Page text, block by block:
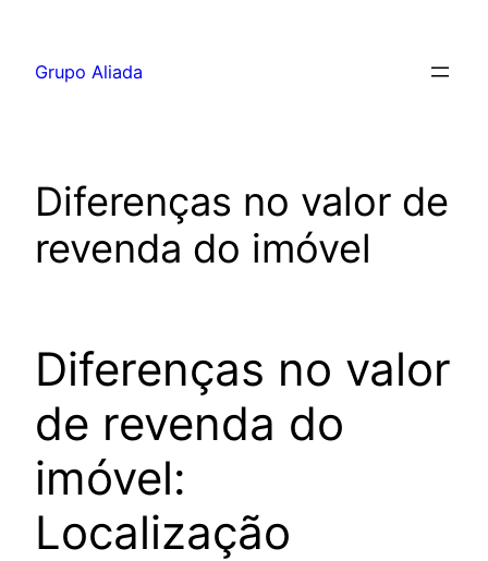
Grupo Aliada
Diferenças no valor de
revenda do imóvel
Diferenças no valor
de revenda do
imóvel:
Localização